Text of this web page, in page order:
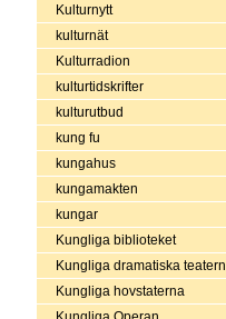
Kulturnytt
kulturnät
Kulturradion
kulturtidskrifter
kulturutbud
kung fu
kungahus
kungamakten
kungar
Kungliga biblioteket
Kungliga dramatiska teatern
Kungliga hovstaterna